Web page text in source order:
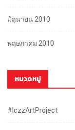
มิถุนายน 2010
พฤษภาคม 2010
หมวดหมู่
#iczzArtProject